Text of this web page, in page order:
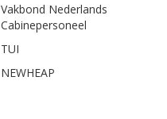
Vakbond Nederlands
Cabinepersoneel
TUI
NEWHEAP